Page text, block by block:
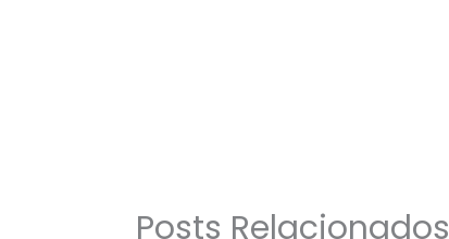
Posts Relacionados